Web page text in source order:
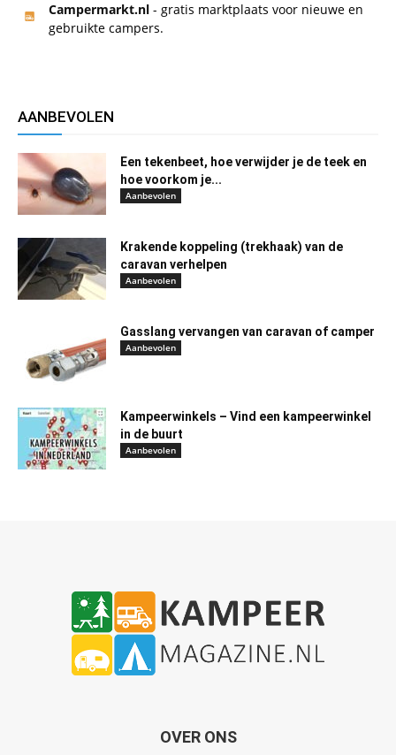
Campermarkt.nl - gratis marktplaats voor nieuwe en
gebruikte campers.
AANBEVOLEN
Een tekenbeet, hoe verwijder je de teek en
hoe voorkom je...
Aanbevolen
Krakende koppeling (trekhaak) van de
caravan verhelpen
Aanbevolen
Gasslang vervangen van caravan of camper
Aanbevolen
Kampeerwinkels – Vind een kampeerwinkel
in de buurt
Aanbevolen
OVER ONS